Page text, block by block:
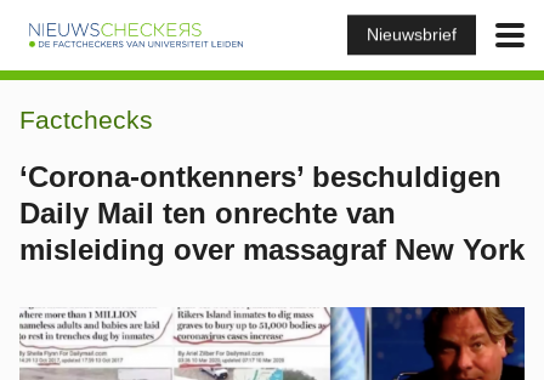
Nieuwsbrief
Factchecks
‘Corona-ontkenners’ beschuldigen
Daily Mail ten onrechte van
misleiding over massagraf New York